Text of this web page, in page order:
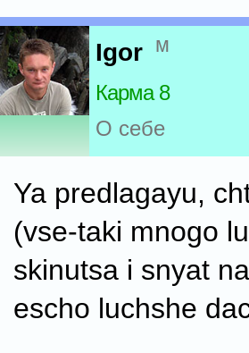
Igor м
Карма 8
О себе
Ya predlagayu,
(vse-taki mnogo
skinutsa i snyat
escho luchshe